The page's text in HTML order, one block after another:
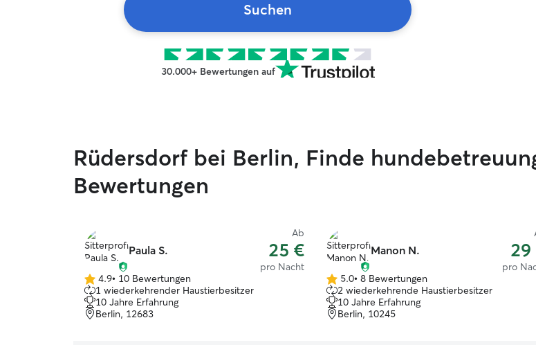
Suchen
30.000+ Bewertungen auf
Rüdersdorf bei Berlin, Finde
Bewertungen
Paula S.
Ab
25 €
pro Nacht
4.9
von
5
Sternen
4.9• 10 Bewertungen
1 wiederkehrender Haustierbesitzer
10 Jahre Erfahrung
Berlin, 12683
Manon N. 29
pro
5.0
von
5
Sternen
5.0• 8 Bewertungen
2 wiederkehrende Haustierbesitzer
10 Jahre Erfahrung
Berlin, 10245